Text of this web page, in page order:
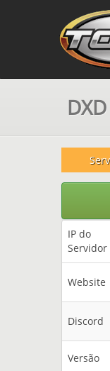
IP do
Servidor
Website
Discord
Versão